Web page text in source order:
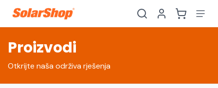
Proizvodi
Otkrijte naša održiva rješenja